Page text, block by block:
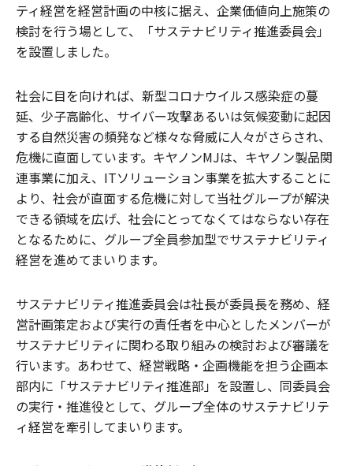
ティ経営を経営計画の中核に据え、企業価値向上施策の
検討を行う場として、「サステナビリティ推進委員会」
を設置しました。
社会に目を向ければ、新型コロナウイルス感染症の蔓
延、少子高齢化、サイバー攻撃あるいは気候変動に起因
する自然災害の頻発など様々な脅威に人々がさらされ、
危機に直面しています。キヤノンMJは、キヤノン製品関
連事業に加え、ITソリューション事業を拡大することに
より、社会が直面する危機に対して当社グループが解決
できる領域を広げ、社会にとってなくてはならない存在
となるために、グループ全員参加型でサステナビリティ
経営を進めてまいります。
サステナビリティ推進委員会は社長が委員長を務め、経
営計画策定および実行の責任者を中心としたメンバーが
サステナビリティに関わる取り組みの検討および審議を
行います。あわせて、経営戦略・企画機能を担う企画本
部内に「サステナビリティ推進部」を設置し、同委員会
の実行・推進役として、グループ全体のサステナビリテ
ィ経営を牽引してまいります。